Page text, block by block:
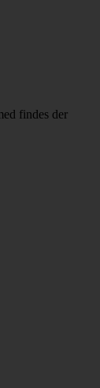
findes der